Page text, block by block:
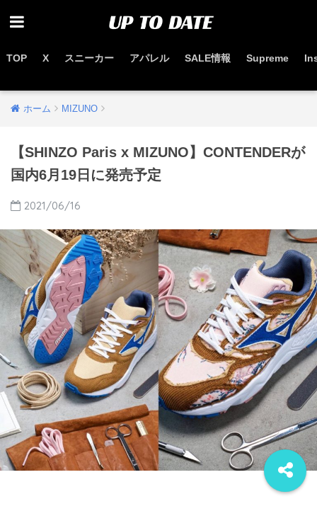
TOP X スニーカー アパレル SALE情報 Supreme
ホーム MIZUNO
【SHINZO Paris x MIZUNO】CONTENDERが
国内6月19日に発売予定
2021/06/16